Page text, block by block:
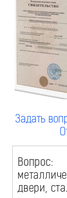
Задать
Вопрос:
двери,